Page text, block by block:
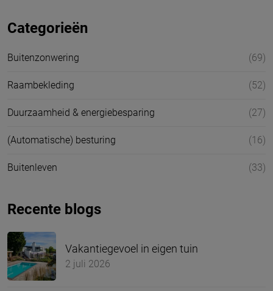
Categorieën
Buitenzonwering (69)
Raambekleding (52)
Duurzaamheid & energiebesparing (27)
(Automatische) besturing (16)
Buitenleven (33)
Recente blogs
Vakantiegevoel in eigen tuin
2 juli 2026